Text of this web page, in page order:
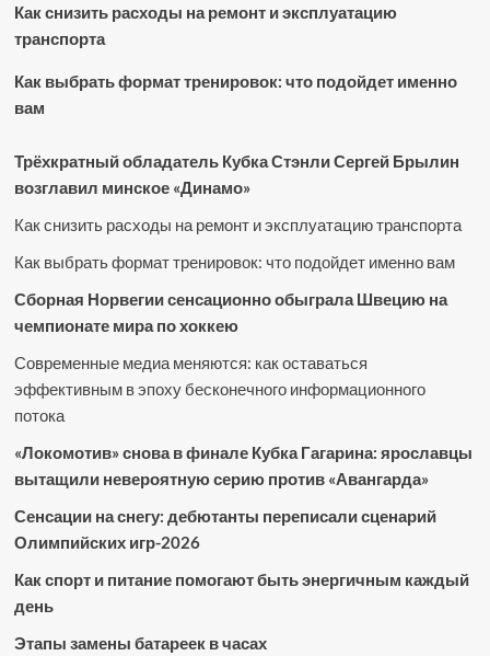
Как снизить расходы на ремонт и эксплуатацию
транспорта
Как выбрать формат тренировок: что подойдет именно
вам
Трёхкратный обладатель Кубка Стэнли Сергей Брылин
возглавил минское «Динамо»
Как снизить расходы на ремонт и эксплуатацию транспорта
Как выбрать формат тренировок: что подойдет именно вам
Сборная Норвегии сенсационно обыграла Швецию на
чемпионате мира по хоккею
Современные медиа меняются: как оставаться
эффективным в эпоху бесконечного информационного
потока
«Локомотив» снова в финале Кубка Гагарина: ярославцы
вытащили невероятную серию против «Авангарда»
Сенсации на снегу: дебютанты переписали сценарий
Олимпийских игр-2026
Как спорт и питание помогают быть энергичным каждый
день
Этапы замены батареек в часах